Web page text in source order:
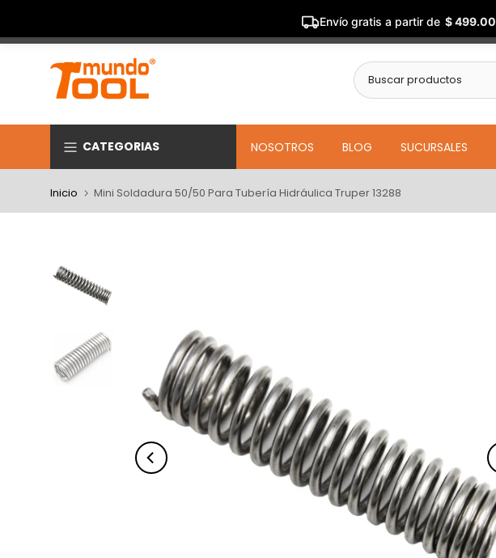
Envío gratis a partir de $ 499.00
contenido
CATEGORIAS NOSOTROS BLOG SUCURSALES
Inicio Mini Soldadura 50/50 Para Tubería Hidráulica Truper 13288